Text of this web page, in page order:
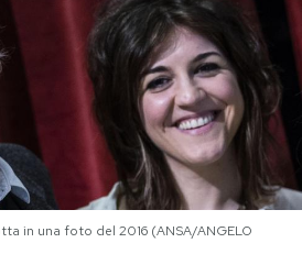
in una foto del 2016 (ANSA/ANGELO